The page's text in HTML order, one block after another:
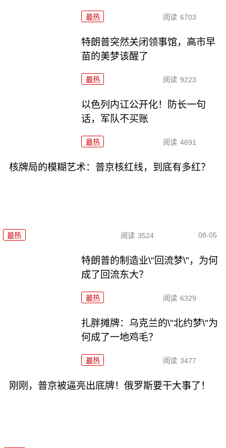
最热 阅读 6703
特朗普突然关闭领事馆，高市早
苗的美梦该醒了
最热 阅读 9223
以色列内讧公开化！防长一句
话，军队不买账
最热 阅读 4691
核牌局的模糊艺术：普京核红线，到底有多红？
最热 阅读 3524 08-05
特朗普的制造业\"回流梦\"，为何
成了回流东大？
最热 阅读 6329
扎胖摊牌：乌克兰的\"北约梦\"为
何成了一地鸡毛？
最热 阅读 3477
刚刚，普京被逼亮出底牌！俄罗斯要干大事了！